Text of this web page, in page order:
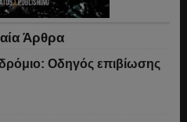
Άρθρα
Οδηγός επιβίωσης